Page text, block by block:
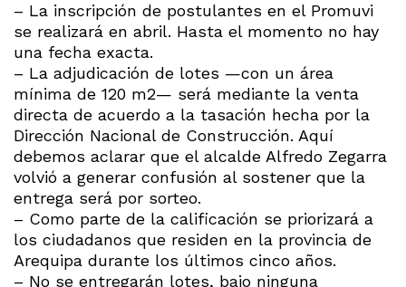
– La inscripción de postulantes en el Promuvi
se realizará en abril. Hasta el momento no hay
una fecha exacta.
– La adjudicación de lotes —con un área
mínima de 120 m2— será mediante la venta
directa de acuerdo a la tasación hecha por la
Dirección Nacional de Construcción. Aquí
debemos aclarar que el alcalde Alfredo Zegarra
volvió a generar confusión al sostener que la
entrega será por sorteo.
– Como parte de la calificación se priorizará a
los ciudadanos que residen en la provincia de
Arequipa durante los últimos cinco años.
– No se entregarán lotes, bajo ninguna